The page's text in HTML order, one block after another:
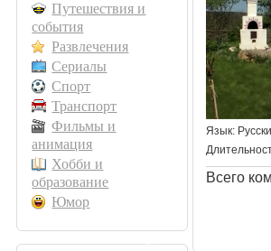
Путешествия и
события
Развлечения
Сериалы
Спорт
Транспорт
Фильмы и
анимация
Хобби и
образование
Юмор
Язык:
Всего